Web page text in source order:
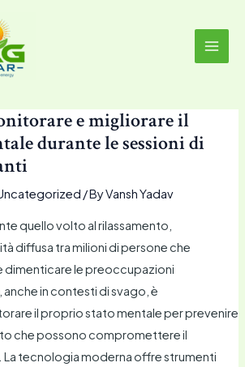
e migliorare il
durante le sessioni di
/ ByVansh Yadav
quello volto al rilassamento,
diffusa tra milioni di persone che
dimenticare le preoccupazioni
in contesti di svago, è
il proprio stato mentale per prevenire
che possono compromettere il
La tecnologia moderna offre strumenti